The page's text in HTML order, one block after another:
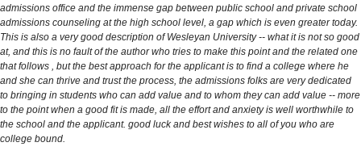
admissions office and the immense gap between public school and private school
admissions counseling at the high school level, a gap which is even greater today.
This is also a very good description of Wesleyan University -- what it is not so good
at, and this is no fault of the author who tries to make this point and the related one
that follows , but the best approach for the applicant is to find a college where he
and she can thrive and trust the process, the admissions folks are very dedicated
to bringing in students who can add value and to whom they can add value -- more
to the point when a good fit is made, all the effort and anxiety is well worthwhile to
the school and the applicant. good luck and best wishes to all of you who are
college bound.